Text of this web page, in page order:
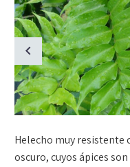
Helecho muy resistente
oscuro, cuyos ápices